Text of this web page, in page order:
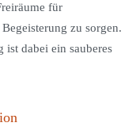
für
zu sorgen.
ist dabei ein sauberes